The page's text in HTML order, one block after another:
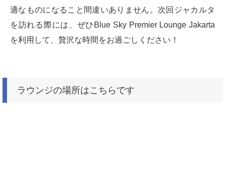
適なものになること間違いありません。次回ジャカルタ
を訪れる際には、ぜひBlue Sky Premier Lounge Jakarta
を利用して、贅沢な時間をお過ごしください！
ラウンジの場所はこちらです